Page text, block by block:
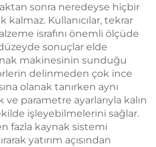
sonra neredeyse hiçbir
Kullanıcılar, tekrar
israfını önemli ölçüde
sonuçlar elde
makinesinin sunduğu
delinmeden çok ince
olanak tanırken aynı
parametre ayarlarıyla kalın
işleyebilmelerini sağlar.
fazla kaynak sistemi
yatırım açısından